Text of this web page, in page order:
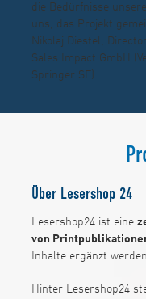
die Bedürfnisse
uns, das Projekt
Nikolaj Diestel,
Sales Impact GmbH
Springer SE)
Über Lesershop 24
Lesershop24 ist eine
von
Inhalte ergänzt
Hinter Lesershop24